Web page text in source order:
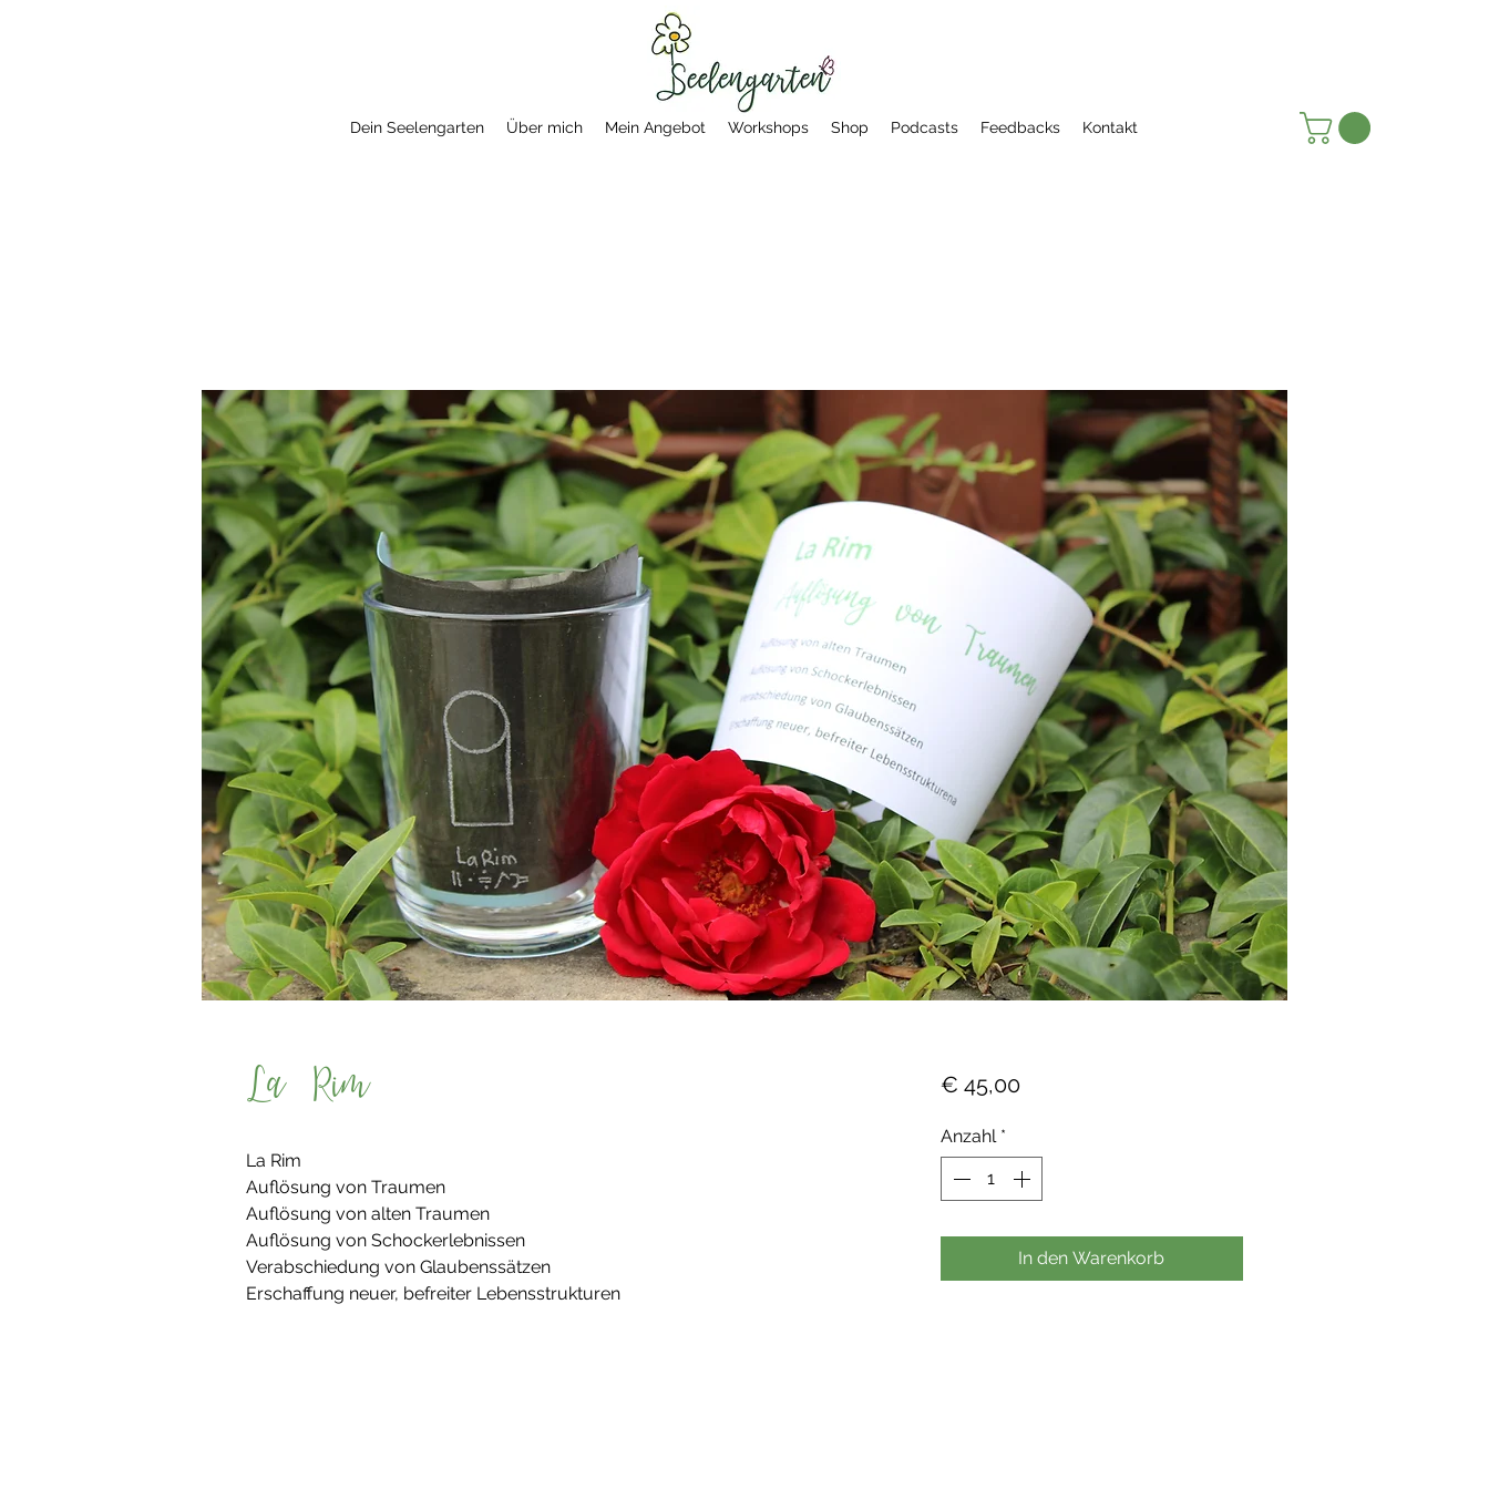
Dein Seelengarten Über mich Mein Angebot Workshops Shop Podcasts Feedbacks Kontakt
La Rim
La Rim
Auflösung von Traumen
Auflösung von alten Traumen
Auflösung von Schockerlebnissen
Verabschiedung von Glaubenssätzen
Erschaffung neuer, befreiter Lebensstrukturen
€ 45,00Preis
Anzahl *
In den Warenkorb